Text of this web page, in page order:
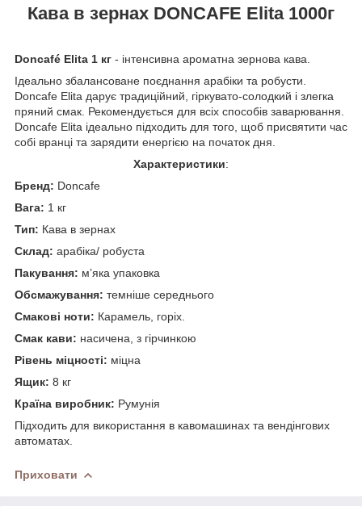
Кава в зернах DONCAFE Elita 1000г
Doncafé Elita 1 кг - інтенсивна ароматна зернова кава.
Ідеально збалансоване поєднання арабіки та робусти.
Doncafe Elita дарує традиційний, гіркувато-солодкий і злегка
пряний смак. Рекомендується для всіх способів заварювання.
Doncafe Elita ідеально підходить для того, щоб присвятити час
собі вранці та зарядити енергією на початок дня.
Характеристики:
Бренд: Doncafe
Вага: 1 кг
Тип: Кава в зернах
Склад: арабіка/ робуста
Пакування: мʼяка упаковка
Обсмажування: темніше середнього
Смакові ноти: Карамель, горіх.
Смак кави: насичена, з гірчинкою
Рівень міцності: міцна
Ящик: 8 кг
Країна виробник: Румунія
Підходить для використання в кавомашинах та вендінгових
автоматах.
Приховати